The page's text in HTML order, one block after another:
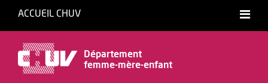
ACCUEIL CHUV
Département
femme-mère-enfant